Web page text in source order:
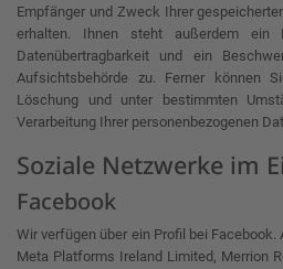
Empfänger und Zweck Ihrer
erhalten. Ihnen steht außerdem ein
Datenübertragbarkeit und ein
Aufsichtsbehörde zu. Ferner können
Löschung und unter bestimmten
Verarbeitung Ihrer personenbezogenen
Soziale Netzwerke im
Facebook
Wir verfügen über ein Profil bei
Meta Platforms Ireland Limited, Merrion